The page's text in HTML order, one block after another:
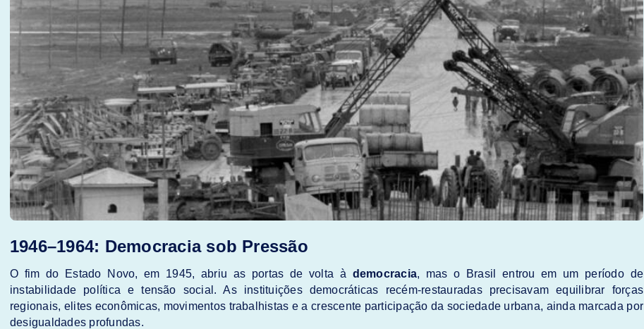
1946–1964: Democracia sob Pressão
O fim do Estado Novo, em 1945, abriu as portas de volta à democracia, mas o Brasil entrou em um período de
instabilidade política e tensão social. As instituições democráticas recém-restauradas precisavam equilibrar forças
regionais, elites econômicas, movimentos trabalhistas e a crescente participação da sociedade urbana, ainda marcada por
desigualdades profundas.